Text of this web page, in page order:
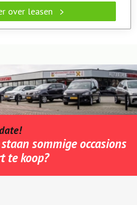
over leasen
sommige occasions
te koop?